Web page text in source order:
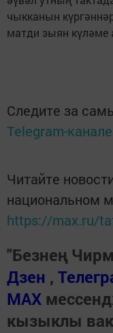
чыкканын
матди зыян күләме
Следите за
Telegram-канале
Читайте
национальном
https://max.ru/
"Безнең
Дзен ,
МАХ
кызыклы